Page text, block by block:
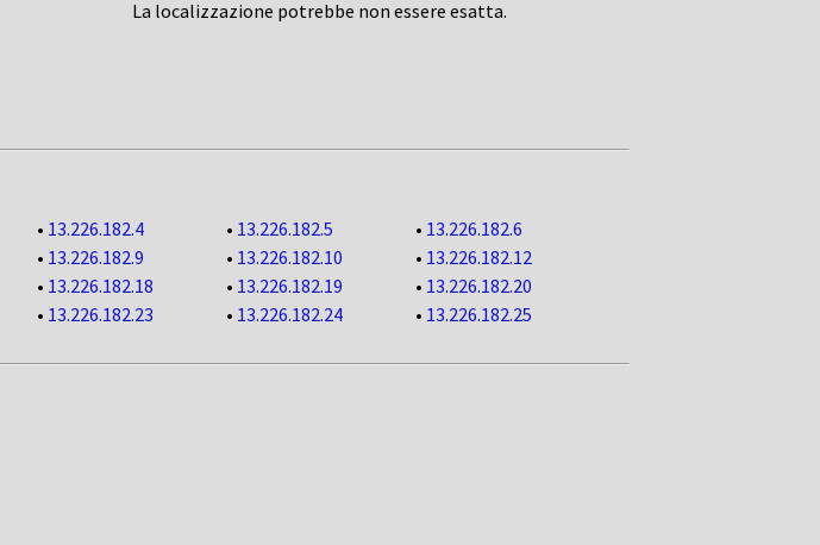
La localizzazione potrebbe non essere esatta.
• 13.226.182.4 • 13.226.182.5 • 13.226.182.6
• 13.226.182.9 • 13.226.182.10 • 13.226.182.12
• 13.226.182.18 • 13.226.182.19 • 13.226.182.20
• 13.226.182.23 • 13.226.182.24 • 13.226.182.25